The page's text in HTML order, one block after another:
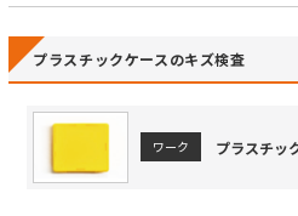
プラスチックケースのキズ検査
ワーク プラスチッ